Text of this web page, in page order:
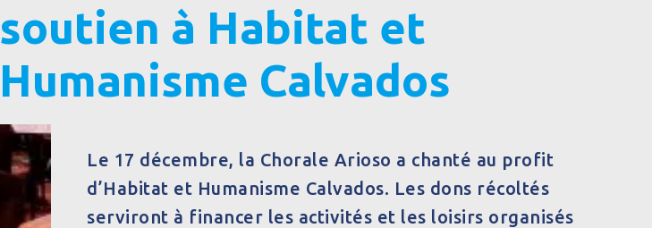
soutien à Habitat et
Humanisme Calvados
Le 17 décembre, la Chorale Arioso a chanté au profit
d’Habitat et Humanisme Calvados. Les dons récoltés
serviront à financer les activités et les loisirs organisés